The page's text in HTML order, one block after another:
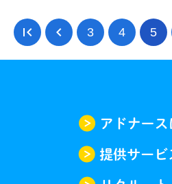
first_page navigate_before 3 4 5